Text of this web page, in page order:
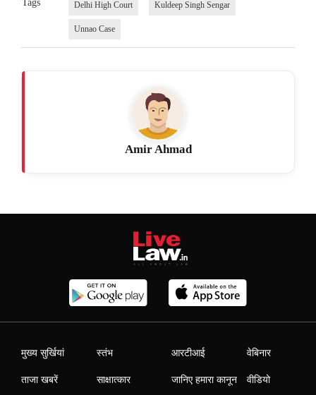
Tags Delhi High Court Kuldeep Singh Sengar
Unnao Case
Amir Ahmad
मुख्य सुर्खियां
ताजा खबरें
स्तंभ
साक्षात्कार
आरटीआई
जानिए हमारा कानून
वेबिनार
वीडियो